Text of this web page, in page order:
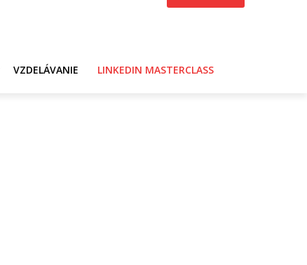
VZDELÁVANIE LINKEDIN MASTERCLASS